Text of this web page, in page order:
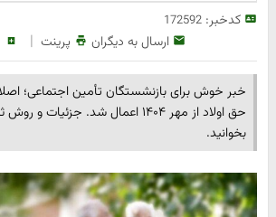
کدخبر:172592
ارسال به دیگران پرینت |
خبر خوش برای بازنشستگان تأمین اجتماعی؛
حق اولاد از مهر ۱۴۰۴ اعمال شد. جزئیات
بخوانید.